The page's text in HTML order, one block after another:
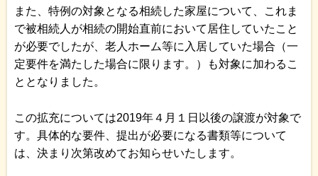
また、特例の対象となる相続した家屋について、これま
で被相続人が相続の開始直前において居住していたこと
が必要でしたが、老人ホーム等に入居していた場合（一
定要件を満たした場合に限ります。）も対象に加わるこ
ととなりました。
この拡充については2019年４月１日以後の譲渡が対象で
す。具体的な要件、提出が必要になる書類等について
は、決まり次第改めてお知らせいたします。